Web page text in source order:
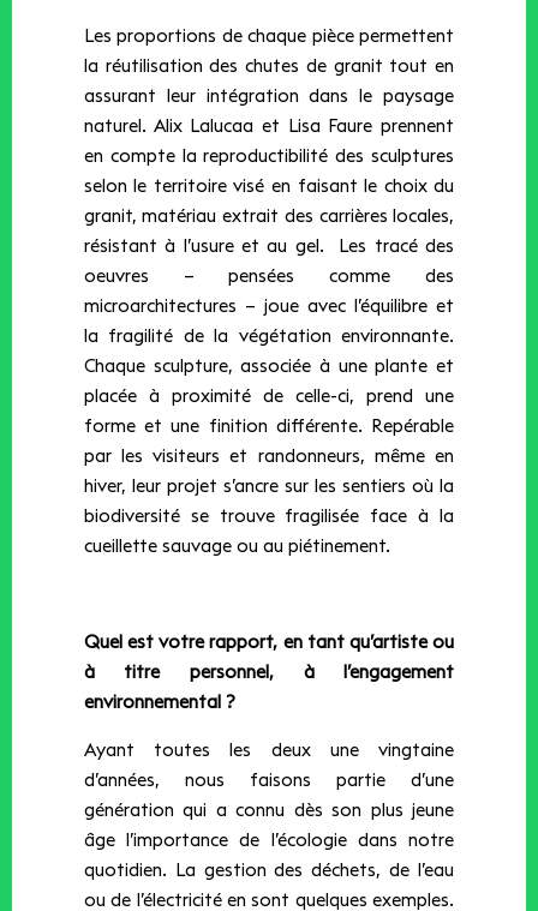
Les proportions de chaque pièce permettent
la réutilisation des chutes de granit tout en
assurant leur intégration dans le paysage
naturel. Alix Lalucaa et Lisa Faure prennent
en compte la reproductibilité des sculptures
selon le territoire visé en faisant le choix du
granit, matériau extrait des carrières locales,
résistant à l’usure et au gel. Les tracé des
oeuvres – pensées comme des
microarchitectures – joue avec l’équilibre et
la fragilité de la végétation environnante.
Chaque sculpture, associée à une plante et
placée à proximité de celle-ci, prend une
forme et une finition différente. Repérable
par les visiteurs et randonneurs, même en
hiver, leur projet s’ancre sur les sentiers où la
biodiversité se trouve fragilisée face à la
cueillette sauvage ou au piétinement.
Quel est votre rapport, en tant qu’artiste ou
à titre personnel, à l’engagement
environnemental ?
Ayant toutes les deux une vingtaine
d’années, nous faisons partie d’une
génération qui a connu dès son plus jeune
âge l’importance de l’écologie dans notre
quotidien. La gestion des déchets, de l’eau
ou de l’électricité en sont quelques exemples.